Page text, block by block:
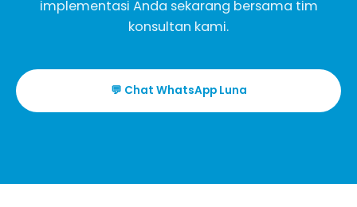
implementasi Anda sekarang bersama tim
konsultan kami.
💬 Chat WhatsApp Luna